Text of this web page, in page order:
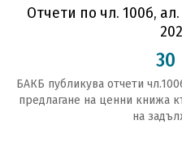
Отчети по чл. 100б,
30
БАКБ публикува отчети
предлагане на ценни книжа
на